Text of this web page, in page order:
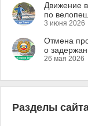
Движение
по
3 июня 2026
Отмена
о
26 мая 2026
Разделы